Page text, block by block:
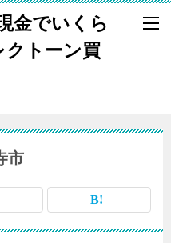
金でいくら
クトーン買
市